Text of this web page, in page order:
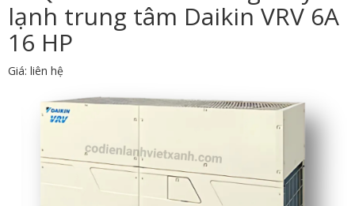
lạnh trung tâm Daikin VRV 6A
16 HP
Giá: liên hệ